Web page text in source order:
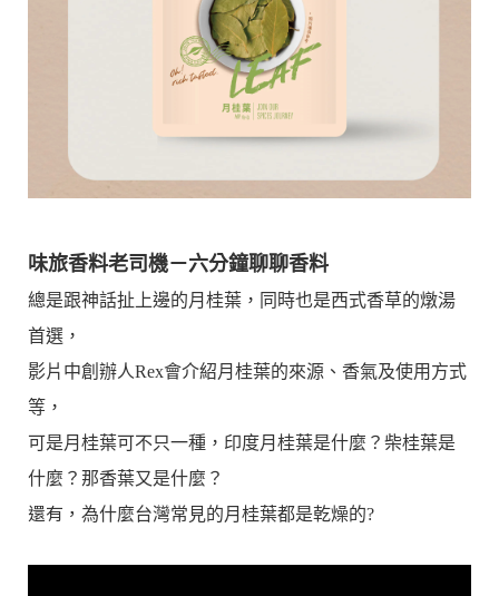
味旅香料老司機－六分鐘聊聊香料
總是跟神話扯上邊的月桂葉，同時也是西式香草的燉湯
首選，
影片中創辦人Rex會介紹月桂葉的來源、香氣及使用方式
等，
可是月桂葉可不只一種，印度月桂葉是什麼？柴桂葉是
什麼？那香葉又是什麼？
還有， 為什麼台灣常見的月桂葉都是乾燥的?